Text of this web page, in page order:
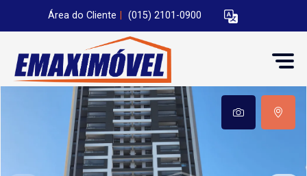
Área do Cliente (015) 2101-0900